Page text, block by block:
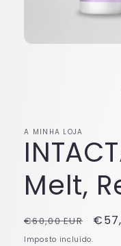
A MINHA LOJA
Melt,
Preço
normal
€60,00 EUR
Imposto incluído.